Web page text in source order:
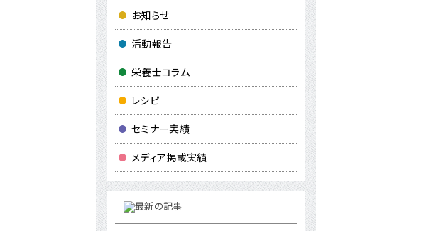
お知らせ
活動報告
栄養士コラム
レシピ
セミナー実績
メディア掲載実績